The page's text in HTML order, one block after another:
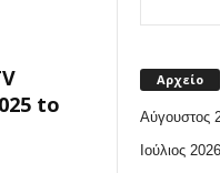
to
Αρχείο
Αύγουστος
Ιούλιος 2026